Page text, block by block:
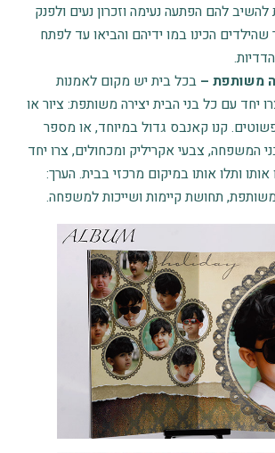
להם הפתעה נעימה וזכרון נעים ולפנק
הכינו במו ידיהם והביאו עד לפתח
בכל בית יש מקום לאמנות
יחד עם כל בני הבית יצירה משותפת: ציור או
קנו קאנבס גדול במיוחד, או מספר
המשפחה, צבעי אקריליק ומכחולים, צרו יחד
ותלו אותו במיקום מרכזי בבית. הערך:
תחושת קיימות ושייכות למשפחה.